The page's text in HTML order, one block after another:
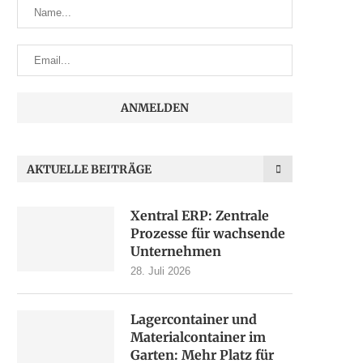
AKTUELLE BEITRÄGE
Xentral ERP: Zentrale
Prozesse für wachsende
Unternehmen
28. Juli 2026
Lagercontainer und
Materialcontainer im
Garten: Mehr Platz für